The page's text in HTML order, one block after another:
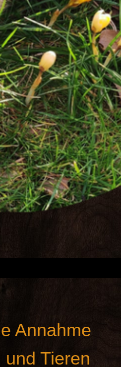
Annahme
Tieren